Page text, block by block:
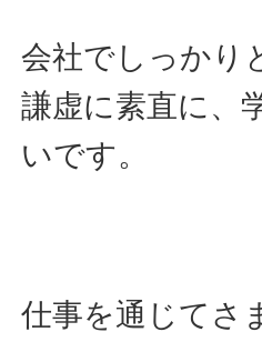
会社でしっかり
謙虚に素直に、
いです。
仕事を通じてさ